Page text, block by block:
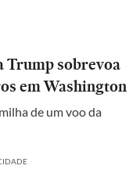
Trump sobrevoa
em Washington
de um voo da